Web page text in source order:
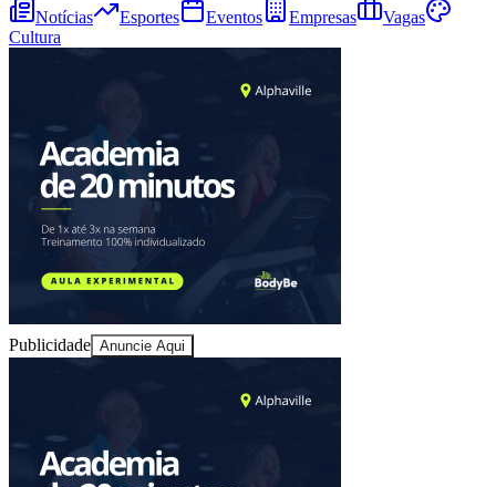
Juventude
Notícias Esportes Eventos Empresas
Vagas
Cultura
Publicidade Anuncie Aqui